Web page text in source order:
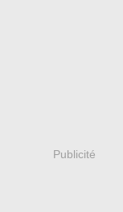
Publicité